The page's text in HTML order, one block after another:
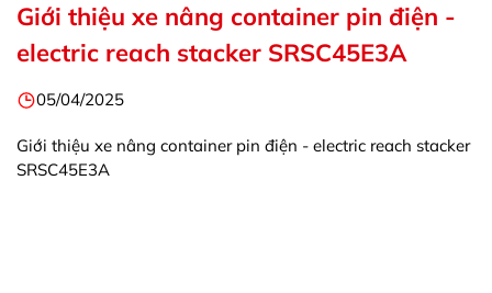
Giới thiệu xe nâng container pin điện -
electric reach stacker SRSC45E3A
05/04/2025
Giới thiệu xe nâng container pin điện - electric reach stacker
SRSC45E3A